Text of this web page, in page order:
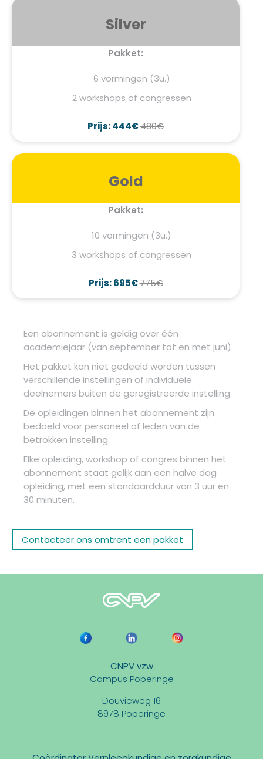
Silver
Pakket:
6 vormingen (3u.)
2 workshops of congressen
Prijs: 444€480€
Gold
Pakket:
10 vormingen (3u.)
3 workshops of congressen
Prijs: 695€775€
Een abonnement is geldig over één
academiejaar (van september tot en met juni).
Het pakket kan niet gedeeld worden tussen
verschillende instellingen of individuele
deelnemers buiten de geregistreerde instelling.
De opleidingen binnen het abonnement zijn
bedoeld voor personeel of leden van de
betrokken instelling.
Elke opleiding, workshop of congres binnen het
abonnement staat gelijk aan een halve dag
opleiding, met een standaardduur van 3 uur en
30 minuten.
Contacteer ons omtrent een pakket
CNPV vzw
Campus Poperinge
Douvieweg 16
8978 Poperinge